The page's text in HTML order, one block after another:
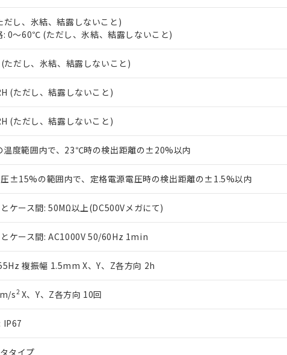
し、氷結、結露しないこと)
: 0～60℃ (ただし、氷結、結露しないこと)
だし、氷結、結露しないこと)
(ただし、結露しないこと)
(ただし、結露しないこと)
度範囲内で、23℃時の検出距離の±20%以内
±15%の範囲内で、定格電源電圧時の検出距離の±1.5%以内
ケース間: 50MΩ以上(DC500Vメガにて)
ケース間: AC1000V 50/60Hz 1min
複振幅 1.5mm X、Y、Z各方向 2h
s2X、Y、Z各方向 10回
IP67
タイプ
正式な納期状況および標準価格はお客様のお取引先、またはお客
当社販売員にご相談ください。
オムロン制御機器販売店や当社販売拠点は「
在庫状況および標準価格結果を当社の事前の承諾なく第三者に漏
す。
マイパーツ機能（部品リスト作成サービス）をご利用いただくに
ている必要があります。
お客様が当ウェブサイト上で当社にご登録された部品リストにつ
さい。
※当社の共同利用者とは、"個人情報の共同利用に関して"
の
いる法人を指します。
※2 対応予定月
部品在庫の切り替え状況などにより、予定月が前後することがありま
※3 非含有証明書ダウンロード
下記の非含有証明書をダウンロードすることができます。
EU RoHS指令（10物質）の非含有証明書
51物質の非含有証明書（当社基準）
※本証明書は発行日時点で非含有を証明するもので、過去に遡って非
また、RoHS指令のフタル酸エステル類４物質の対応では、対応完了
混在することから備考欄に対応日を記載しておりました。
既に当社にて対応品への在庫切替を完了していることから、特段の
DEHP(フタル酸ビス(2-エチルヘキシル)) : 1000ppm
※2 環境保護使用期限
「ｅ」：有害物質（10物質）のすべてが基準値以下であることを示しま
「10」：通常の使用状況下において有害物質が外部に漏えいし、環境
味します。
「－」：未確認です。当社販売部門へお問い合わせください。
当社は、貴社製品を第三者に販売する場合は、上記1、2および3
また当社は、販売先および販売に係わる関係者が違法に輸出する
たしません。
△ 一定数には満たないが在庫あり
機器販売店・当社販売員にご確認ください)
空
白
受注生産機種、また在庫状況の情報を公開していない機種